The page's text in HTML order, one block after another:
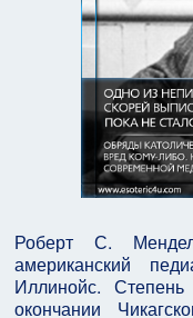
Роберт С.
американский
Иллинойс.
окончании